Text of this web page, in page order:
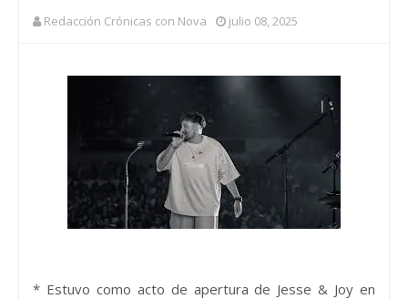
Redacción Crónicas con Nova julio 08, 2025
* Estuvo como acto de apertura de Jesse & Joy en